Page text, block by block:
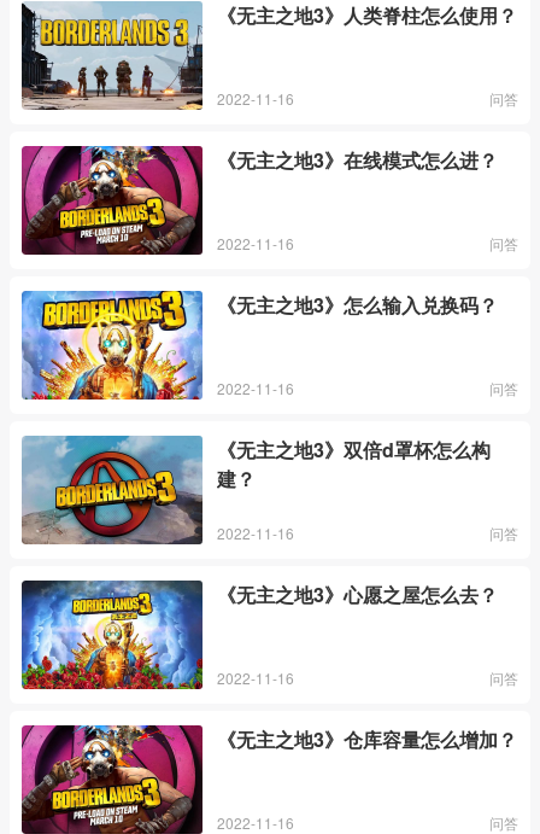
《无主之地3》人类脊柱怎么使用？
2022-11-16 问答
《无主之地3》在线模式怎么进？
2022-11-16 问答
《无主之地3》怎么输入兑换码？
2022-11-16 问答
《无主之地3》双倍d罩杯怎么构
建？
2022-11-16 问答
《无主之地3》心愿之屋怎么去？
2022-11-16 问答
《无主之地3》仓库容量怎么增加？
2022-11-16 问答